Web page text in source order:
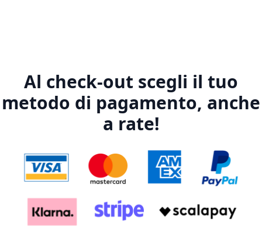
Al check-out scegli il tuo
metodo di pagamento, anche
a rate!